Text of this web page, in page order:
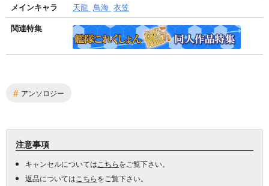
メインキャラ 天龍 鳥海 衣笠
関連特集
# アンソロジー
注意事項
キャンセルについては こちらをご覧下さい。
返品については こちらをご覧下さい。